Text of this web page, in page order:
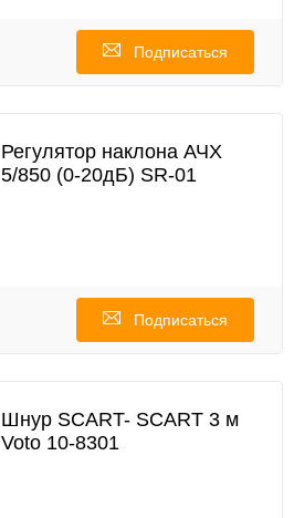
Подписаться
Регулятор наклона АЧХ
5/850 (0-20дБ) SR-01
Подписаться
Шнур SCART- SCART 3 м
Voto 10-8301